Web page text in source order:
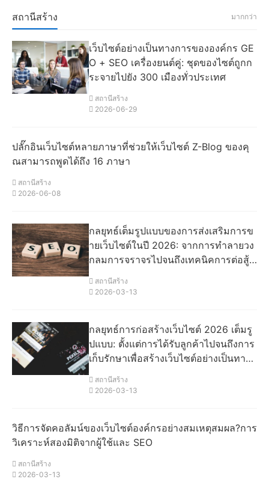
สถานีสร้าง มากกว่า
เว็บไซต์อย่างเป็นทางการขององค์กร GE
O + SEO เครื่องยนต์คู่: ชุดของไซต์ถูกก
ระจายไปยัง 300 เมืองทั่วประเทศ
สถานีสร้าง
2026-06-29
ปลั๊กอินเว็บไซต์หลายภาษาที่ช่วยให้เว็บไซต์ Z-Blog ของคุ
ณสามารถพูดได้ถึง 16 ภาษา
สถานีสร้าง
2026-06-08
กลยุทธ์เต็มรูปแบบของการส่งเสริมการข
ายเว็บไซต์ในปี 2026: จากการทําลายวง
กลมการจราจรไปจนถึงเทคนิคการต่อสู้ที่
แท้จริงในการเปลี่ยนการเก็บรักษา
สถานีสร้าง
2026-03-13
กลยุทธ์การก่อสร้างเว็บไซต์ 2026 เต็มรู
ปแบบ: ตั้งแต่การได้รับลูกค้าไปจนถึงการ
เก็บรักษาเพื่อสร้างเว็บไซต์อย่างเป็นทางก
ารขององค์กรที่มีการแปลงสูง
สถานีสร้าง
2026-03-13
วิธีการจัดคอลัมน์ของเว็บไซต์องค์กรอย่างสมเหตุสมผล?การ
วิเคราะห์สองมิติจากผู้ใช้และ SEO
สถานีสร้าง
2026-03-13